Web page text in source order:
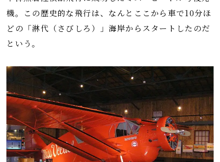
機。この歴史的な飛行は、なんとここから車で10分ほ
どの「淋代（さびしろ）」海岸からスタートしたのだ
という。